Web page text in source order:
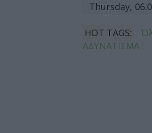
Thursday,
HOT TAGS:
ΑΔΥΝΑΤΙΣΜΑ